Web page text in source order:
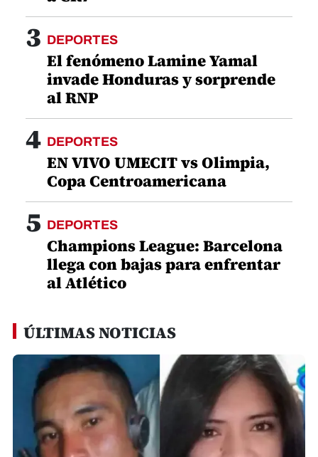
3 DEPORTES
El fenómeno Lamine Yamal
invade Honduras y sorprende
al RNP
4 DEPORTES
EN VIVO UMECIT vs Olimpia,
Copa Centroamericana
5 DEPORTES
Champions League: Barcelona
llega con bajas para enfrentar
al Atlético
ÚLTIMAS NOTICIAS